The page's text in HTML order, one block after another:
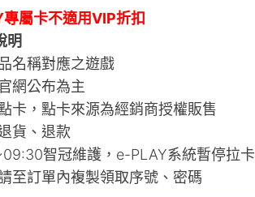
屬卡不適用VIP折扣
明
名稱對應之遊戲
網公布為主
卡，點卡來源為經銷商授權販售
貨、退款
智冠維護，e-PLAY系統暫停拉卡
至訂單內複製領取序號、密碼